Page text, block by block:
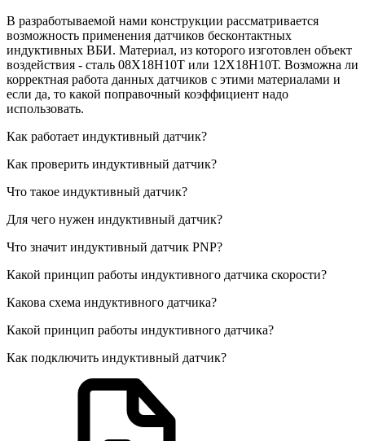
В разработываемой нами конструкции рассматривается
возможность применения датчиков бесконтактных
индуктивных ВБИ. Материал, из которого изготовлен объект
воздействия - сталь 08Х18Н10Т или 12Х18Н10Т. Возможна ли
корректная работа данных датчиков с этими материалами и
если да, то какой поправочный коэффициент надо
использовать.
Как работает индуктивный датчик?
Как проверить индуктивный датчик?
Что такое индуктивный датчик?
Для чего нужен индуктивный датчик?
Что значит индуктивный датчик PNP?
Какой принцип работы индуктивного датчика скорости?
Какова схема индуктивного датчика?
Какой принцип работы индуктивного датчика?
Как подключить индуктивный датчик?